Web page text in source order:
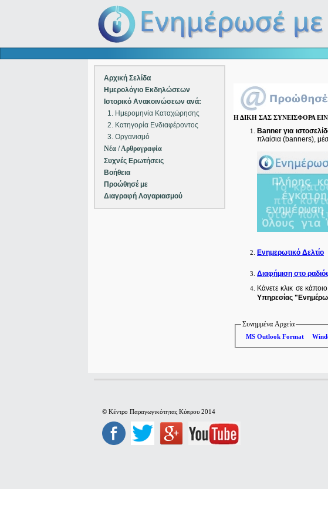
Αρχική Σελίδα
Ημερολόγιο Εκδηλώσεων
Ιστορικό Ανακοινώσεων ανά:
1. Ημερομηνία Καταχώρησης
2. Κατηγορία Ενδιαφέροντος
3. Οργανισμό
Νέα / Αρθρογραφία
Συχνές Ερωτήσεις
Βοήθεια
Προώθησέ με
Διαγραφή Λογαριασμού
Η ΔΙΚΗ ΣΑΣ ΣΥΝΕΙΣΦΟΡΑ
Bannerγια
πλαίσια (banners),
Ενημερωτικό Δελτίο
Διαφήμιση στο
Κάνετε κλικ σε
Υπηρεσίας
Συνημμένα Αρχεία
MS Outlook Format
© Κέντρο Παραγωγικότητας Κύπρου 2014